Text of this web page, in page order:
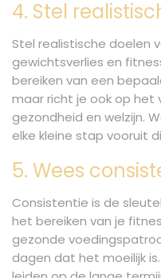
4. Stel
Stel realistische doelen
gewichtsverlies en
bereiken van een
maar richt je ook op het
gezondheid en welzijn.
elke kleine stap vooruit
5. Wees
Consistentie is de
het bereiken van je
gezonde
dagen dat het moeilijk